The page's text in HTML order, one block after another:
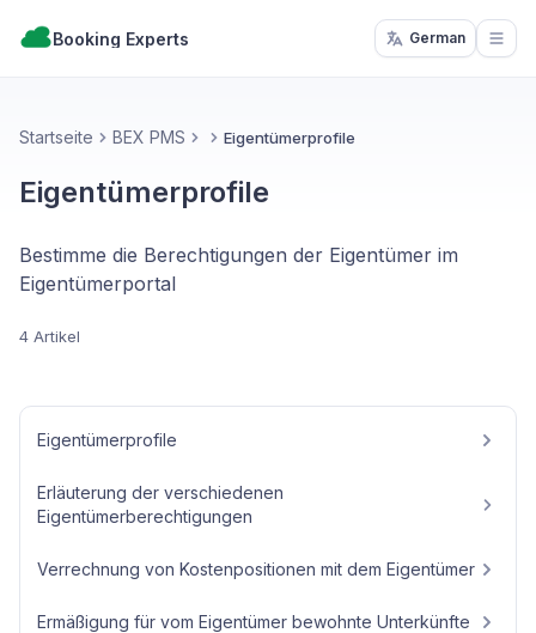
Booking Experts German
Startseite BEX PMS Eigentümerprofile
Eigentümerprofile
Bestimme die Berechtigungen der Eigentümer im
Eigentümerportal
4 Artikel
Eigentümerprofile
Erläuterung der verschiedenen
Eigentümerberechtigungen
Verrechnung von Kostenpositionen mit dem Eigentümer
Ermäßigung für vom Eigentümer bewohnte Unterkünfte